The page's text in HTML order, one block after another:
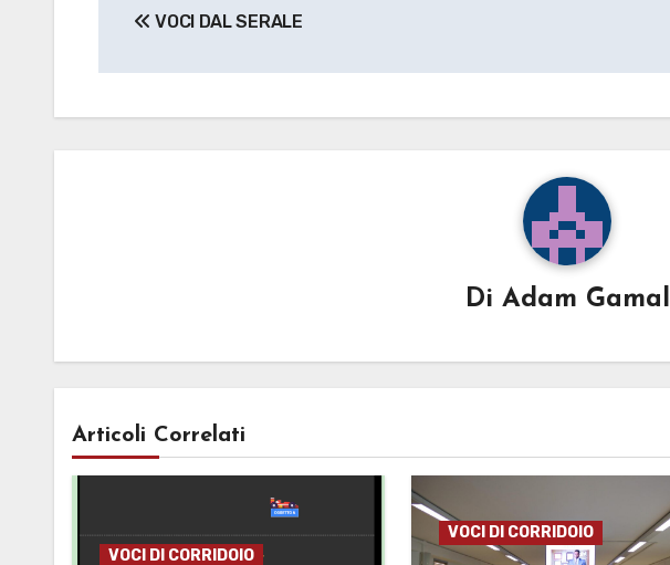
articoli
VOCI DAL SERALE
Di Adam Gamal
Articoli Correlati
VOCI DI CORRIDOIO
VOCI DI CORRIDOIO